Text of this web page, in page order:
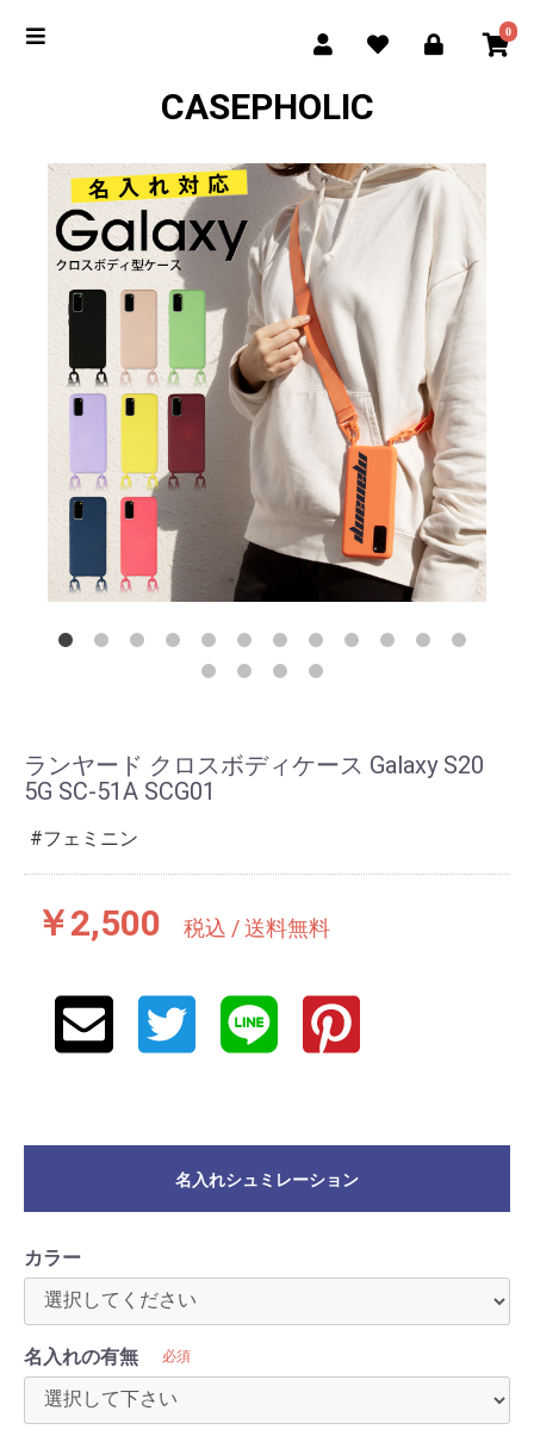
0
CASEPHOLIC
ランヤード クロスボディケース Galaxy S20
5G SC-51A SCG01
フェミニン
￥2,500 税込 / 送料無料
名入れシュミレーション
カラー
名入れの有無 必須